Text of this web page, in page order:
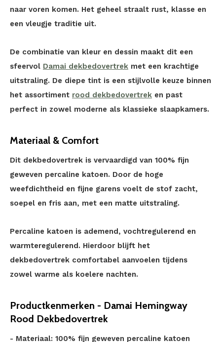
naar voren komen. Het geheel straalt rust, klasse en
een vleugje traditie uit.
De combinatie van kleur en dessin maakt dit een
sfeervol Damai dekbedovertrek met een krachtige
uitstraling. De diepe tint is een stijlvolle keuze binnen
het assortiment rood dekbedovertrek en past
perfect in zowel moderne als klassieke slaapkamers.
Materiaal & Comfort
Dit dekbedovertrek is vervaardigd van 100% fijn
geweven percaline katoen. Door de hoge
weefdichtheid en fijne garens voelt de stof zacht,
soepel en fris aan, met een matte uitstraling.
Percaline katoen is ademend, vochtregulerend en
warmteregulerend. Hierdoor blijft het
dekbedovertrek comfortabel aanvoelen tijdens
zowel warme als koelere nachten.
Productkenmerken - Damai Hemingway
Rood Dekbedovertrek
- Materiaal: 100% fijn geweven percaline katoen